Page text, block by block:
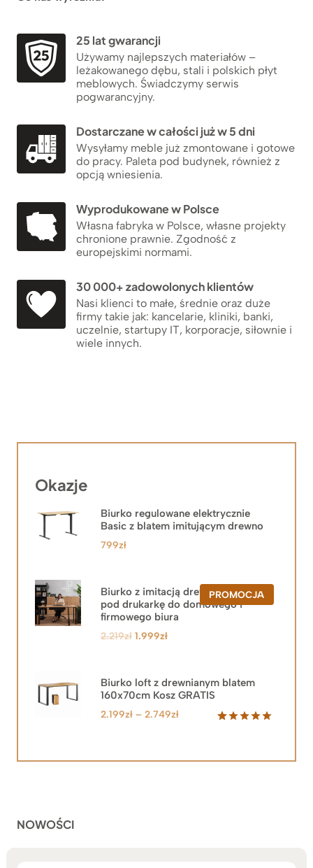
25 lat gwarancji
Używamy najlepszych materiałów –
leżakowanego dębu, stali i polskich płyt
meblowych. Świadczymy serwis
pogwarancyjny.
Dostarczane w całości już w 5 dni
Wysyłamy meble już zmontowane i gotowe
do pracy. Paleta pod budynek, również z
opcją wniesienia.
Wyprodukowane w Polsce
Własna fabryka w Polsce, własne projekty
chronione prawnie. Zgodność z
europejskimi normami.
30 000+ zadowolonych klientów
Nasi klienci to małe, średnie oraz duże
firmy takie jak: kancelarie, kliniki, banki,
uczelnie, startupy IT, korporacje, siłownie i
wiele innych.
Okazje
Biurko regulowane elektrycznie
Basic z blatem imitującym drewno
799zł
PROMOCJAPRODUKT
W
Biurko z imitacją drewna z szafką
pod drukarkę do domowego i
firmowego biura
2.219zł Pierwotna
2.219zł.
1.999złAktualna
1.999zł.
Biurko loft z drewnianym blatem
160x70cm Kosz GRATIS
2.199zł – 2.749złZakres
2.199zł
NOWOŚCI